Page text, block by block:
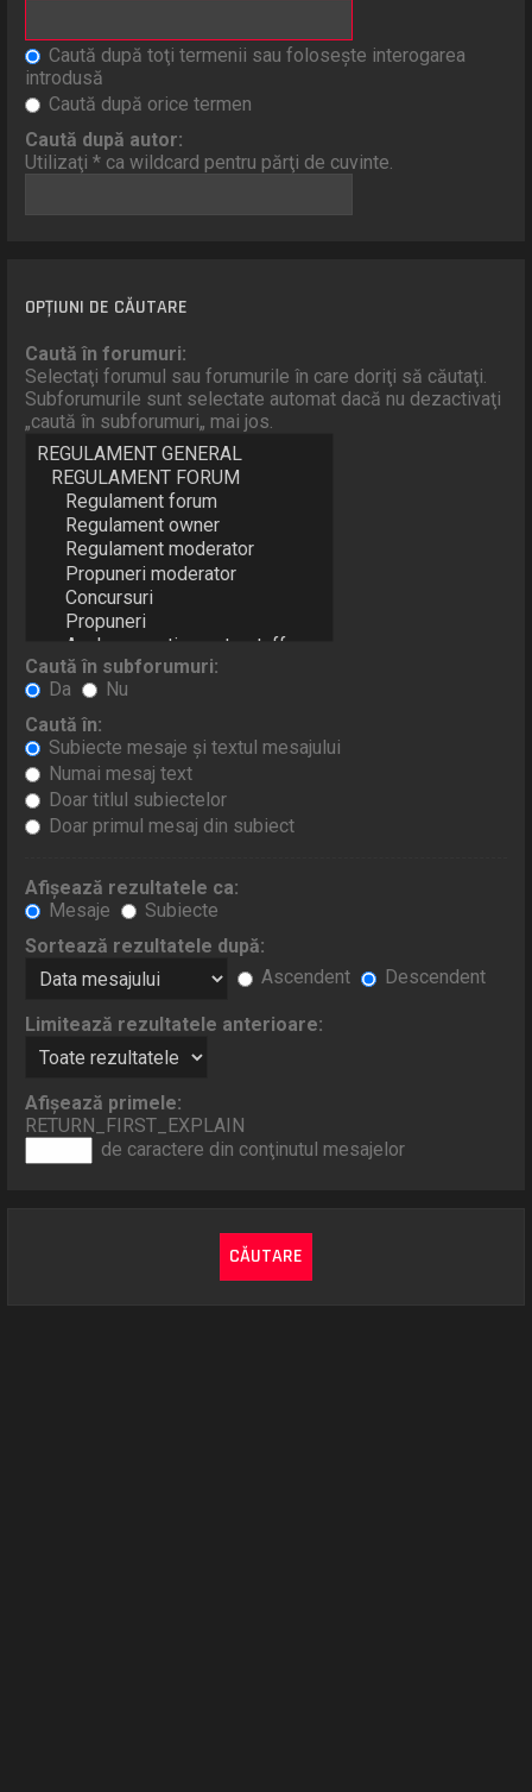
Caută după toţi termenii sau foloseşte interogarea
introdusă
Caută după orice termen
Caută după autor:
Utilizaţi * ca wildcard pentru părţi de cuvinte.
OPŢIUNI DE CĂUTARE
Caută în forumuri:
Selectaţi forumul sau forumurile în care doriţi să căutaţi.
Subforumurile sunt selectate automat dacă nu dezactivaţi
„caută în subforumuri„ mai jos.
Caută în subforumuri:
Da
Nu
Caută în:
Subiecte mesaje şi textul mesajului
Numai mesaj text
Doar titlul subiectelor
Doar primul mesaj din subiect
Afişează rezultatele ca:
Mesaje
Subiecte
Sortează rezultatele după:
Ascendent
Descendent
Limitează rezultatele anterioare:
Afişează primele:
RETURN_FIRST_EXPLAIN
de caractere din conţinutul mesajelor